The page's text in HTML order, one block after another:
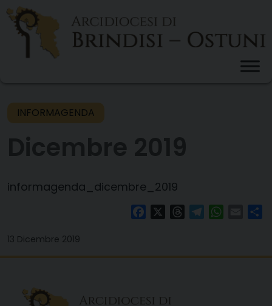
Skip
content
INFORMAGENDA
informagenda_dicembre_2019
FacebookThreadsTelegram Email
13 Dicembre 2019